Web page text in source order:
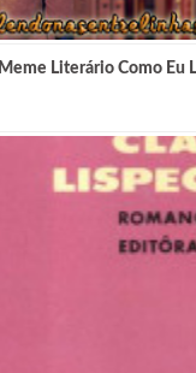
Meme Literário Como Eu